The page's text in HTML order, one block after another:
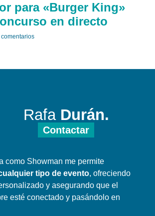
para «Burger King»
en directo
Rafa Durán.
Contactar
como Showman me permite
tipo de evento, ofreciendo
y asegurando que el
esté conectado y pasándolo en